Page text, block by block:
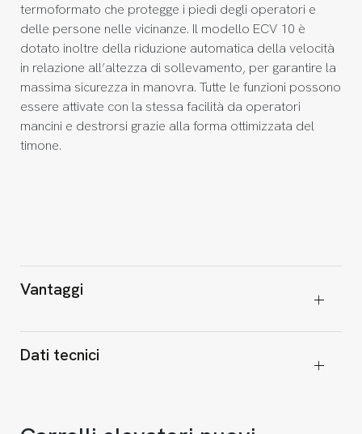
termoformato che protegge i piedi degli operatori e
delle persone nelle vicinanze. Il modello ECV 10 è
dotato inoltre della riduzione automatica della velocità
in relazione all’altezza di sollevamento, per garantire la
massima sicurezza in manovra. Tutte le funzioni possono
essere attivate con la stessa facilità da operatori
mancini e destrorsi grazie alla forma ottimizzata del
timone.
Vantaggi
Dati tecnici